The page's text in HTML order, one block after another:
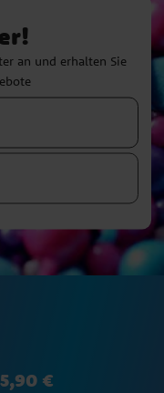
an und erhalten Sie
€